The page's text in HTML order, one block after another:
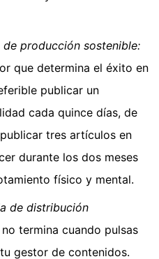
producción sostenible:
que determina el éxito en
publicar un
cada quince días, de
tres artículos en
durante los dos meses
físico y mental.
de distribución
termina cuando pulsas
gestor de contenidos.